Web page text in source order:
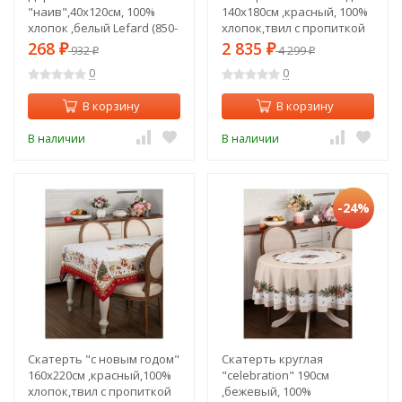
"наив",40х120см, 100%
хлопок ,белый Lefard (850-
845-3)
268 ₽932₽
0
В корзину
В наличии
140х180см ,красный, 100%
хлопок,твил с пропиткой
Lefard (850-725-23)
2 835 ₽4 299₽
0
В корзину
В наличии
Скатерть "с новым годом"
160х220см ,красный,100%
хлопок,твил с пропиткой
-24%
Скатерть круглая
"celebration" 190см
,бежевый, 100%